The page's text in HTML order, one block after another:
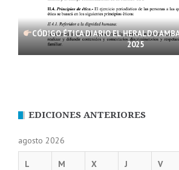
CÓDIGO ÉTICA DIARIO EL HERALDO
2025
EDICIONES ANTERIORES
agosto 2026
L M X J V